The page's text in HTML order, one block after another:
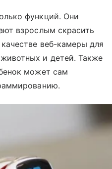
функций. Они
взрослым скрасить
веб-камеры для
и детей. Также
может сам